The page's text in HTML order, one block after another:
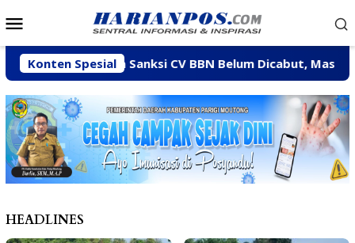
ke
Mobile
Konten Spesial
Tegaskan Sanksi CV BBN Belum Dicabut, Masih
HEADLINES